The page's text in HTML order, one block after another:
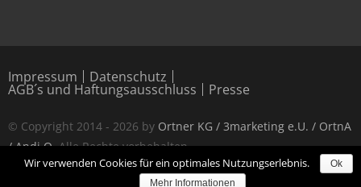
Impressum
Datenschutz
AGB´s und Haftungsausschluss Presse
© Copyright 2014 - 2026 by Ortner KG / 3marketing e.U. / OrtnA
/ Andi O. Alle Rechte vorbehalten.
Alle Angaben ohne Gewähr.
Wir verwenden Cookies für ein optimales Nutzungserlebnis.
Ok
Mehr Informationen